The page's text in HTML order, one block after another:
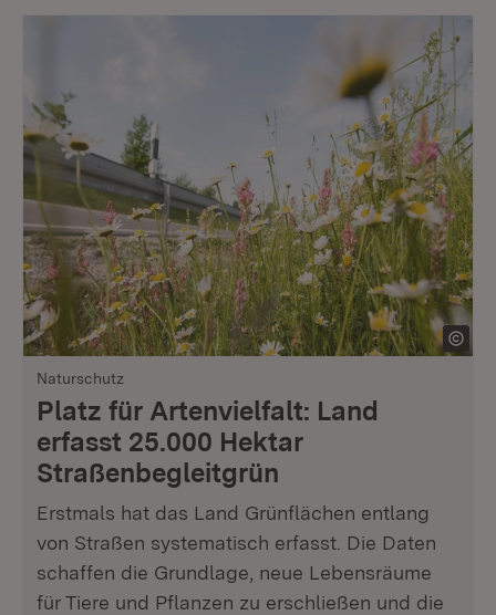
Naturschutz
Platz für Artenvielfalt: Land
erfasst 25.000 Hektar
Straßenbegleitgrün
Erstmals hat das Land Grünflächen entlang
von Straßen systematisch erfasst. Die Daten
schaffen die Grundlage, neue Lebensräume
für Tiere und Pflanzen zu erschließen und die